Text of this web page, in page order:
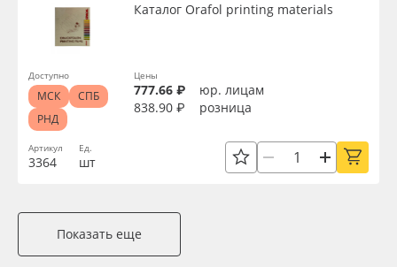
Артикул
3364
Каталог Orafol printing materials
Ед.
шт
Цены
777.66 ₽
юр. лицам
838.90 ₽
розница
Доступно
МСК
СПБ
РНД
Показать еще